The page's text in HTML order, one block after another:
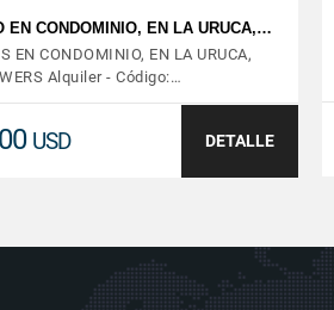
EN CONDOMINIO, EN LA URUCA,…
EN CONDOMINIO, EN LA URUCA,
Alquiler - Código:…
USD DETALLE